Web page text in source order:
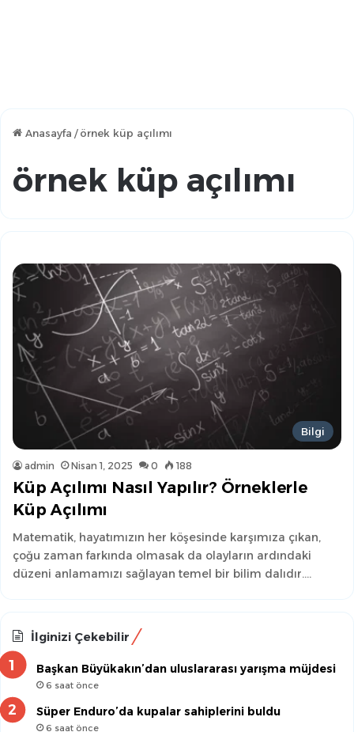
Anasayfa / örnek küp açılımı
örnek küp açılımı
Bilgi
admin Nisan 1, 2025 0 188
Küp Açılımı Nasıl Yapılır? Örneklerle
Küp Açılımı
Matematik, hayatımızın her köşesinde karşımıza çıkan,
çoğu zaman farkında olmasak da olayların ardındaki
düzeni anlamamızı sağlayan temel bir bilim dalıdır.…
İlginizi Çekebilir
Başkan Büyükakın’dan uluslararası yarışma müjdesi
6 saat önce
Süper Enduro’da kupalar sahiplerini buldu
6 saat önce